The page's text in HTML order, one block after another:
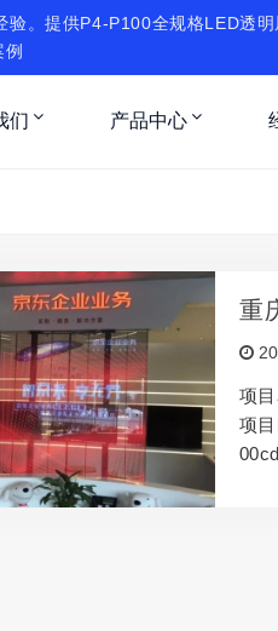
。提供P4-P100全规格LED透
们 产品中心
重
项
项